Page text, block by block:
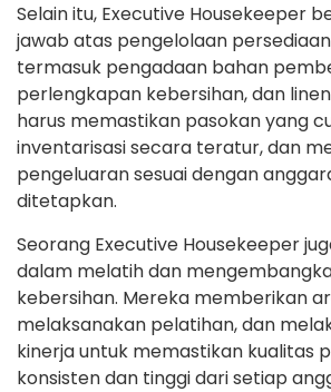
Selain itu, Executive Housekeeper
jawab atas pengelolaan
termasuk pengadaan bahan
perlengkapan kebersihan, dan
harus memastikan pasokan yang
inventarisasi secara teratur, dan
pengeluaran sesuai dengan
ditetapkan.
Seorang Executive Housekeeper
dalam melatih dan
kebersihan. Mereka memberikan
melaksanakan pelatihan, dan
kinerja untuk memastikan kualitas
konsisten dan tinggi dari setiap